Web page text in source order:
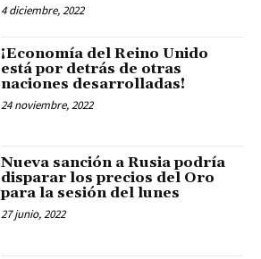
4 diciembre, 2022
¡Economía del Reino Unido
está por detrás de otras
naciones desarrolladas!
24 noviembre, 2022
Nueva sanción a Rusia podría
disparar los precios del Oro
para la sesión del lunes
27 junio, 2022